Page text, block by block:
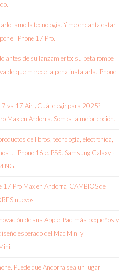
amo la tecnología. Y me encanta estar
el iPhone 17 Pro.
antes de su lanzamiento: su beta rompe
de que merece la pena instalarla. iPhone
vs 17 Air. ¿Cuál elegir para 2025?
Max en Andorra. Somos la mejor opción.
de libros, tecnología, electrónica,
… iPhone 16 e. PS5. Samsung Galaxy ·
17 Pro Max en Andorra, CAMBIOS de
nuevos
de sus Apple iPad más pequeños y
esperado del Mac Mini y
Puede que Andorra sea un lugar